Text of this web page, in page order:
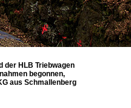
der HLB Triebwagen
begonnen,
aus Schmallenberg